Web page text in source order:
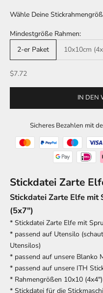
Wähle Deine
Mindestgröße Rahmen:
2-er Paket
10x10cm
Angebot
$7.72
IN DEN
Sicheres Bezahlen mit
Stickdatei Zarte
Stickdatei Zarte Elfe
(5x7")
* Stickdatei Zarte Elfe mit
* passend auf Utensilo
Utensilos)
* passend auf unsere Blanko
* passend auf unsere ITH
* Rahmengrößen 10x10
* Stickdatei für die